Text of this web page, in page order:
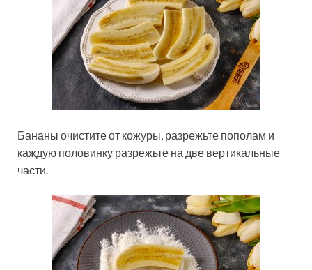
Бананы очистите от кожуры, разрежьте пополам и
каждую половинку разрежьте на две вертикальные
части.